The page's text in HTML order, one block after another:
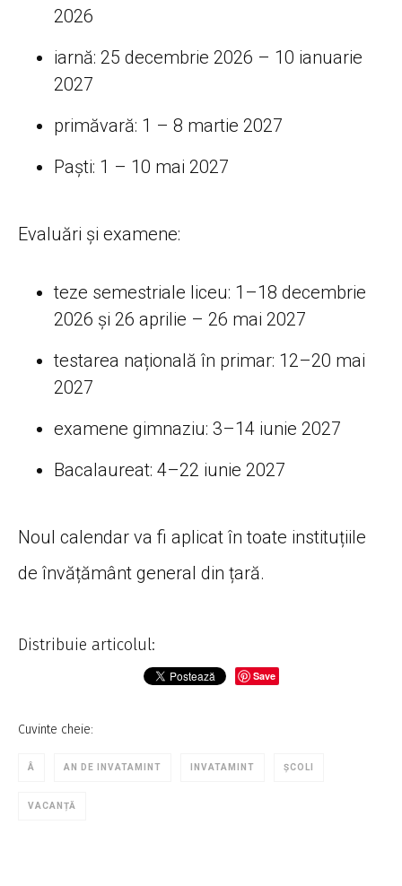
2026
iarnă: 25 decembrie 2026 – 10 ianuarie
2027
primăvară: 1 – 8 martie 2027
Paști: 1 – 10 mai 2027
Evaluări și examene:
teze semestriale liceu: 1–18 decembrie
2026 și 26 aprilie – 26 mai 2027
testarea națională în primar: 12–20 mai
2027
examene gimnaziu: 3–14 iunie 2027
Bacalaureat: 4–22 iunie 2027
Noul calendar va fi aplicat în toate instituțiile
de învățământ general din țară.
Distribuie articolul:
Save
Cuvinte cheie:
Â AN DE INVATAMINT INVATAMINT ȘCOLI
VACANȚĂ